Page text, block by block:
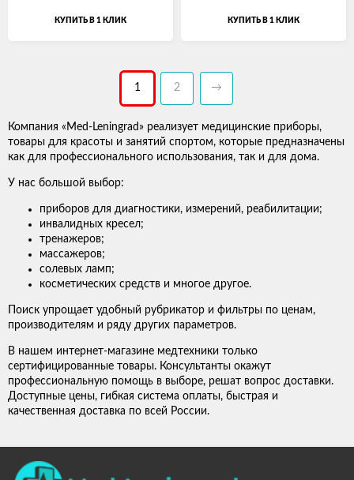
КУПИТЬ В 1 КЛИК КУПИТЬ В 1 КЛИК
1 2 →
Компания «Med-Leningrad» реализует медицинские приборы,
товары для красоты и занятий спортом, которые предназначены
как для профессионального использования, так и для дома.
У нас большой выбор:
приборов для диагностики, измерений, реабилитации;
инвалидных кресел;
тренажеров;
массажеров;
солевых ламп;
косметических средств и многое другое.
Поиск упрощает удобный рубрикатор и фильтры по ценам,
производителям и ряду других параметров.
В нашем интернет-магазине медтехники только
сертифицированные товары. Консультанты окажут
профессиональную помощь в выборе, решат вопрос доставки.
Доступные цены, гибкая система оплаты, быстрая и
качественная доставка по всей России.